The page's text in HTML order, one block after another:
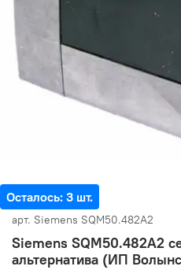
Осталось: 3 шт.
арт. Siemens SQM50.482A2
Siemens SQM50.482A2
альтернатива (ИП